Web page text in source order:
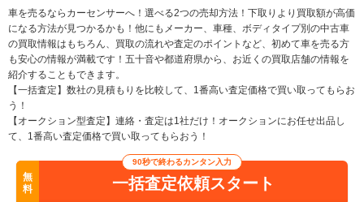
車を売るならカーセンサーへ！選べる2つの売却方法！下取りより買取額が高価
になる方法が見つかるかも！他にもメーカー、車種、ボディタイプ別の中古車
の買取情報はもちろん、買取の流れや査定のポイントなど、初めて車を売る方
も安心の情報が満載です！五十音や都道府県から、お近くの買取店舗の情報を
紹介することもできます。
【一括査定】数社の見積もりを比較して、1番高い査定価格で買い取ってもらお
う！
【オークション型査定】連絡・査定は1社だけ！オークションにお任せ出品し
て、1番高い査定価格で買い取ってもらおう！
無
料
90秒で終わるカンタン入力
一括査定依頼スタート